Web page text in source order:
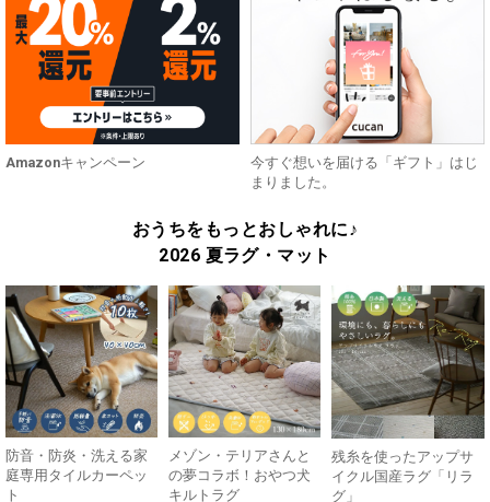
Amazonキャンペーン
今すぐ想いを届ける「ギフト」はじ
まりました。
おうちをもっとおしゃれに♪
2026 夏ラグ・マット
防音・防炎・洗える家
庭専用タイルカーペッ
ト
メゾン・テリアさんと
の夢コラボ！おやつ犬
キルトラグ
残糸を使ったアップサ
イクル国産ラグ「リラ
グ」